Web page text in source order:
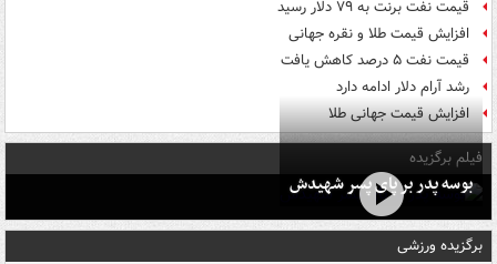
قیمت نفت برنت به ۷۹ دلار رسید
افزایش قیمت طلا و نقره جهانی
قیمت نفت ۵ درصد کاهش یافت
رشد آرام دلار ادامه دارد
افزایش قیمت جهانی طلا
فیلم برگزیده
بوسه‌ پدر بر پای پسر شهیدش
برگزیده ورزشی